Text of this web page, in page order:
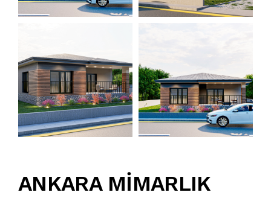
ANKARA MİMARLIK